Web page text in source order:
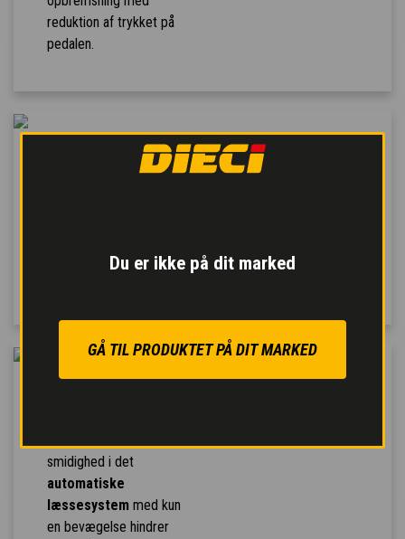
Du er ikke på dit marked
GÅ TIL PRODUKTET PÅ DIT MARKED
reduktion af trykket på
pedalen.
TRESIDET TØMNING
drejesystem for at lette
smidighed i det
automatiske
læssesystemmed kun
en bevægelse hindrer